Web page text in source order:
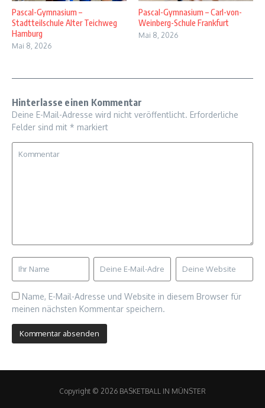
Pascal-Gymnasium –
Stadtteilschule Alter Teichweg
Hamburg
Mai 8, 2026
Pascal-Gymnasium – Carl-von-
Weinberg-Schule Frankfurt
Mai 8, 2026
Hinterlasse einen Kommentar
Deine E-Mail-Adresse wird nicht veröffentlicht. Erforderliche
Felder sind mit * markiert
Name, E-Mail-Adresse und Website in diesem Browser für
meinen nächsten Kommentar speichern.
Copyright © 2026 BASKETBALL IN MÜNSTER